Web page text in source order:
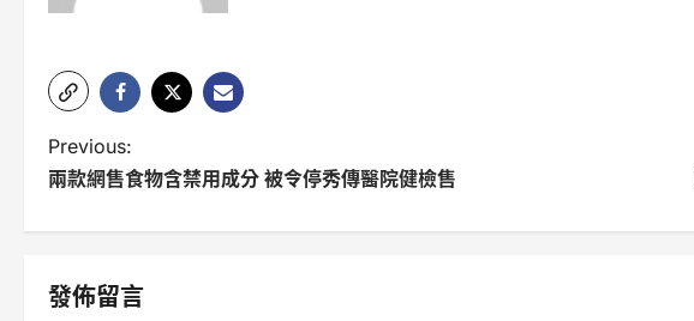
P
o
s
t
Previous:
兩款網售食物含禁用成分 被令停秀傳醫院健檢售
發佈留言